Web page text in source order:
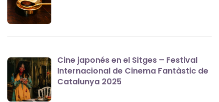
Cine japonés en el Sitges – Festival
Internacional de Cinema Fantàstic de
Catalunya 2025